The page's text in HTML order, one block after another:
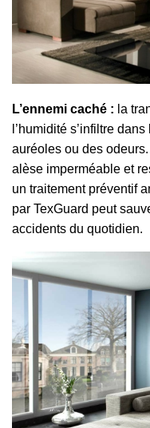
L’ennemi caché : la
l’humidité s’infiltre
auréoles ou des
alèse imperméable et
un traitement préventif
par TexGuard peut
accidents du quotidien.